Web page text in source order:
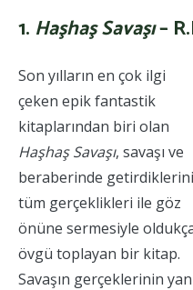
1. Haşhaş Savaşı–
Son yılların en çok ilgi
çeken epik fantastik
kitaplarından biri olan
Haşhaş Savaşı, savaşı ve
beraberinde getirdiklerini
tüm gerçeklikleri ile göz
önüne sermesiyle
övgü toplayan bir kitap.
Savaşın gerçeklerinin